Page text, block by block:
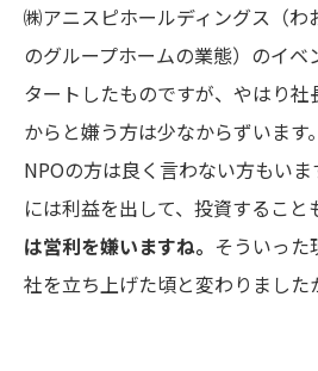
㈱アニスピホールディングス （わ
のグループホームの業態）のイベ
タートしたものですが、やはり社
からと嫌う方は少なからずいます
NPOの方は良く言わない方もい
には利益を出して、投資すること
は営利を嫌いますね。 そういっ
社を立ち上げた頃と変わりました